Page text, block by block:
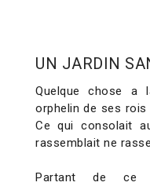
UN JARDIN
Quelque chose a
orphelin de ses
Ce qui consolait
rassemblait ne
Partant de ce